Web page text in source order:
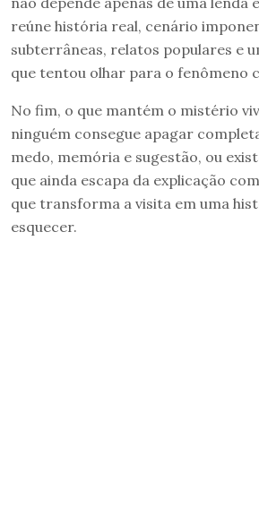
reúne história real, cenário
subterrâneas, relatos populares e
que tentou olhar para o fenômeno
No fim, o que mantém o mistério
ninguém consegue apagar
medo, memória e sugestão, ou
que ainda escapa da explicação
que transforma a visita em uma
esquecer.